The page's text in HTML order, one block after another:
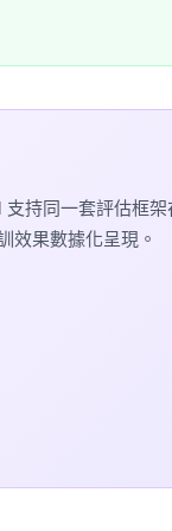
持同一套評估框
效果數據化呈現。